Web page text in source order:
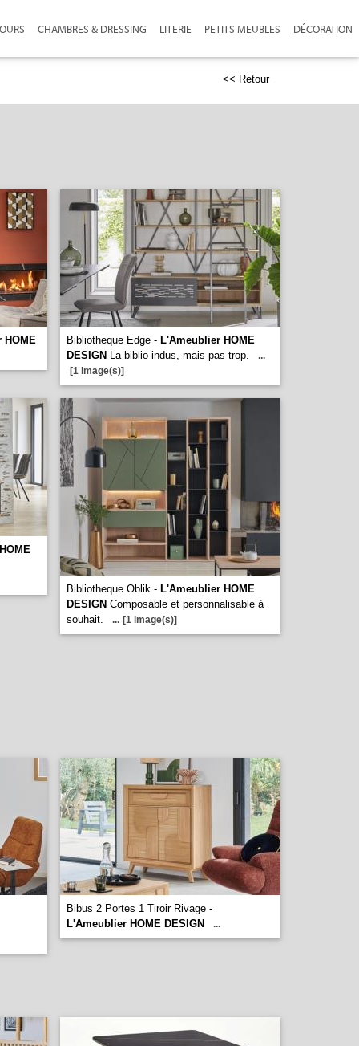
CHAMBRES & DRESSING LITERIE PETITS MEUBLES DÉCORATION
<< Retour
HOME Bibliotheque Edge - L'Ameublier HOME
DESIGN La biblio indus, mais pas trop.
...
[1 image(s)]
Bibliotheque Oblik - L'Ameublier HOME
DESIGN Composable et personnalisable à
souhait.
... [1 image(s)]
Bibus 2 Portes 1 Tiroir Rivage -
L'Ameublier HOME DESIGN
...